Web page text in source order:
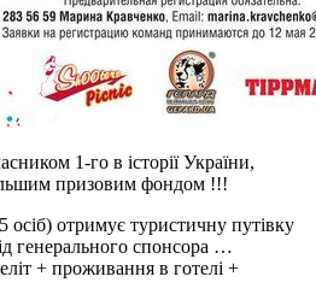
1-го в історії України,
призовим фондом !!!
отримує туристичну путівку
генерального спонсора …
+ проживання в готелі +